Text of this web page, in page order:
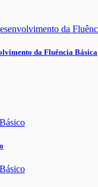
da Fluência Básica